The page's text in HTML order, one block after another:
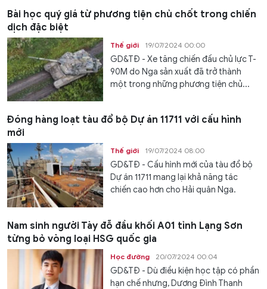
Bài học quý giá từ phương tiện chủ chốt trong chiến
dịch đặc biệt
Thế giới 19/07/2024 00:00
GD&TĐ - Xe tăng chiến đấu chủ lực T-
90M do Nga sản xuất đã trở thành
một trong những phương tiện chủ...
Đóng hàng loạt tàu đổ bộ Dự án 11711 với cấu hình
mới
Thế giới 19/07/2024 08:00
GD&TĐ - Cấu hình mới của tàu đổ bộ
Dự án 11711 mang lại khả năng tác
chiến cao hơn cho Hải quân Nga.
Nam sinh người Tày đỗ đầu khối A01 tỉnh Lạng Sơn
từng bỏ vòng loại HSG quốc gia
Học đường 20/07/2024 00:04
GD&TĐ - Dù điều kiện học tập có phần
hạn chế nhưng, Dương Đình Thanh